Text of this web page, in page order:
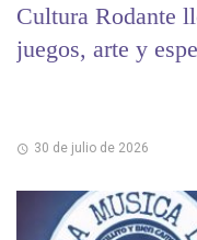
Cultura Rodante
juegos, arte y
30 de julio de 2026